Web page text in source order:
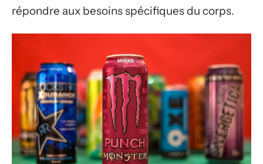
répondre aux besoins spécifiques du corps.